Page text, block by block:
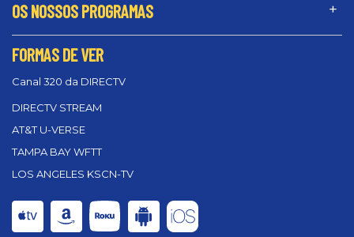
OS NOSSOS PROGRAMAS
FORMAS DE VER
Canal 320 da DIRECTV
DIRECTV STREAM
AT&T U-VERSE
TAMPA BAY WFTT
LOS ANGELES KSCN-TV